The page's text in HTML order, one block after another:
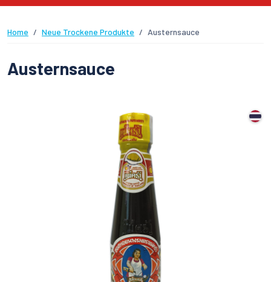
Home Neue Trockene Produkte Austernsauce
Austernsauce